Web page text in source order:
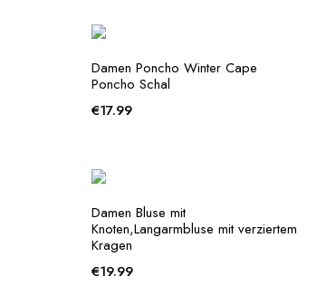
Damen Poncho Winter Cape
Poncho Schal
€17.99
Damen Bluse mit
Knoten,Langarmbluse mit verziertem
Kragen
€19.99